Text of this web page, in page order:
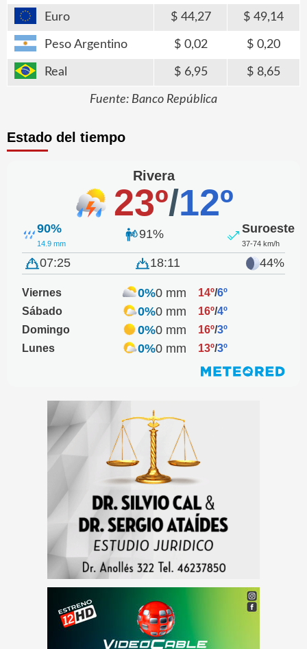
Euro 44,27 49,14
Peso Argentino 0,02 0,20
Real 6,95 8,65
Fuente: Banco República
Estado del tiempo
Rivera
23º/12º
90%
14.9 mm
91% Suroeste
37-74 km/h
07:25 18:11 44%
Viernes 0%0 mm 14º/6º
Sábado
0%0 mm 16º/4º
Domingo
0%0 mm 16º/3º
Lunes
0%0 mm 13º/3º